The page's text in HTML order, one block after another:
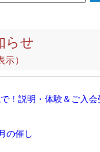
らせ
）
！説明・体験＆ご入会
の催し